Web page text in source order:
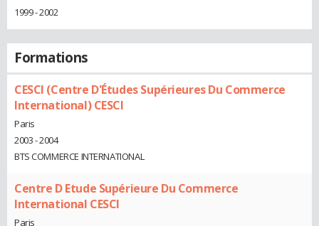
1999 - 2002
Formations
CESCI (Centre D'Études Supérieures Du Commerce
International) CESCI
Paris
2003 - 2004
BTS COMMERCE INTERNATIONAL
Centre D Etude Supérieure Du Commerce
International CESCI
Paris